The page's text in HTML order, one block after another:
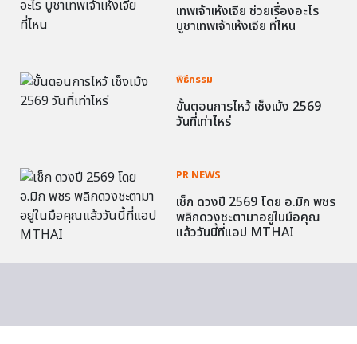
เทพเจ้าเห้งเจีย ช่วยเรื่องอะไร
บูชาเทพเจ้าเห้งเจีย ที่ไหน
พิธีกรรม
ขั้นตอนการไหว้ เช็งเม้ง 2569
วันที่เท่าไหร่
PR NEWS
เช็ก ดวงปี 2569 โดย อ.มิก พชร
พลิกดวงชะตามาอยู่ในมือคุณ
แล้ววันนี้ที่แอป MTHAI